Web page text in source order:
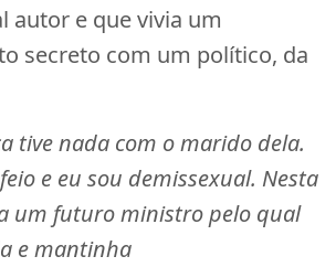
autor e que vivia um
secreto com um político, da
tive nada com o marido dela.
e eu sou demissexual. Nesta
um futuro ministro pelo qual
e mantinha